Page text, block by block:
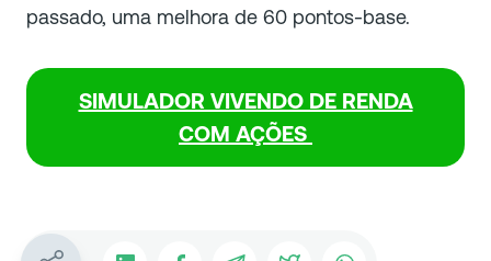
passado, uma melhora de 60 pontos-base.
SIMULADOR VIVENDO DE RENDA
COM AÇÕES